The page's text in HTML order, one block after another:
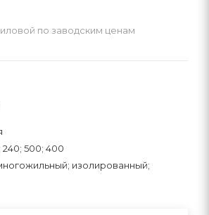
по заводским ценам
240; 500; 400
изолированный;